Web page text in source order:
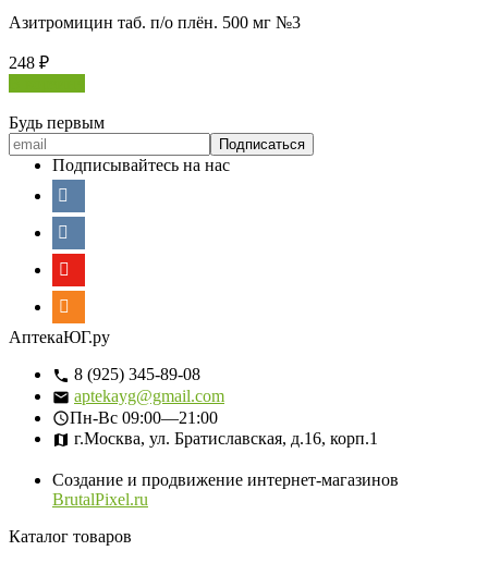
Азитромицин таб. п/о плён. 500 мг №3
248 ₽
Будь первым
Подписывайтесь на нас
АптекаЮГ.ру
8 (925) 345-89-08
aptekayg@gmail.com
Пн-Вс 09:00—21:00
г.Москва, ул. Братиславская, д.16, корп.1
Создание и продвижение интернет-магазинов
BrutalPixel.ru
Каталог товаров